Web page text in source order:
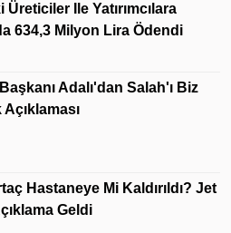
Üreticiler Ile Yatırımcılara
634,3 Milyon Lira Ödendi
Adalı'dan Salah'ı Biz
Hastaneye Mi Kaldırıldı? Jet
Geldi